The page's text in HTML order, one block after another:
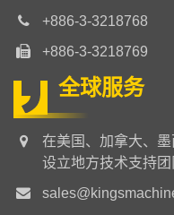
+886-3-3218768
+886-3-3218769
全球服务
在美国、加拿大、
设立地方技术支持团